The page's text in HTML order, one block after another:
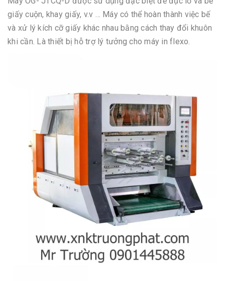
giấy cuộn, khay giấy, v.v … Máy có thể hoàn thành việc bế
và xử lý kích cỡ giấy khác nhau bằng cách thay đổi khuôn
khi cần. Là thiết bị hỗ trợ lý tưởng cho máy in flexo.